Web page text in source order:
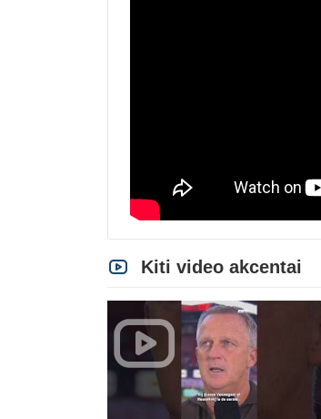
Kiti video akcentai